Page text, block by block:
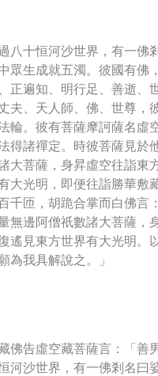
八十恒河沙世界，有一佛
眾生成就五濁。彼國有佛
正遍知、明行足、善逝、
夫、天人師、佛、世尊，
輪。彼有菩薩摩訶薩名虛
得諸禪定。時彼菩薩見於
大菩薩，身昇虛空往詣東
大光明，即便往詣勝華敷
千匝，胡跪合掌而白佛言
無邊阿僧祇數諸大菩薩，
遙見東方世界有大光明。
為我具解說之。」
佛告虛空藏菩薩言：「善
河沙世界，有一佛剎名曰